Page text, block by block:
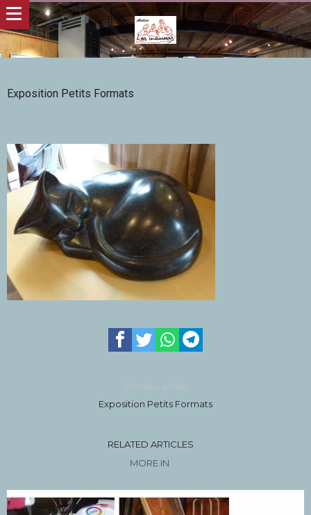
Exposition Petits Formats
Previous article
Exposition Petits Formats
RELATED ARTICLES
MORE IN